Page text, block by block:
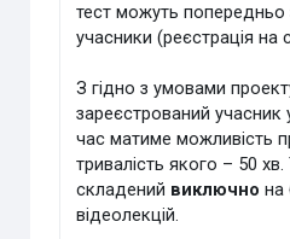
тест можуть попередньо
учасники (реєстрація на
З гідно з умовами
зареєстрований учасник
час матиме можливість
тривалість якого – 50 хв.
складений виключно на
відеолекцій.